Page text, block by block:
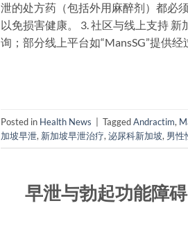
泄的处方药（包括外用麻醉剂）都必
以免损害健康。 3. 社区与线上支持 新
询；部分线上平台如“MansSG”提供
Posted in Health News | TaggedAndractim,
加坡早泄, 新加坡早泄治疗, 泌尿科新加坡, 男性
早泄与勃起功能障